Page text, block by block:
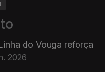
do Vouga reforça
2026